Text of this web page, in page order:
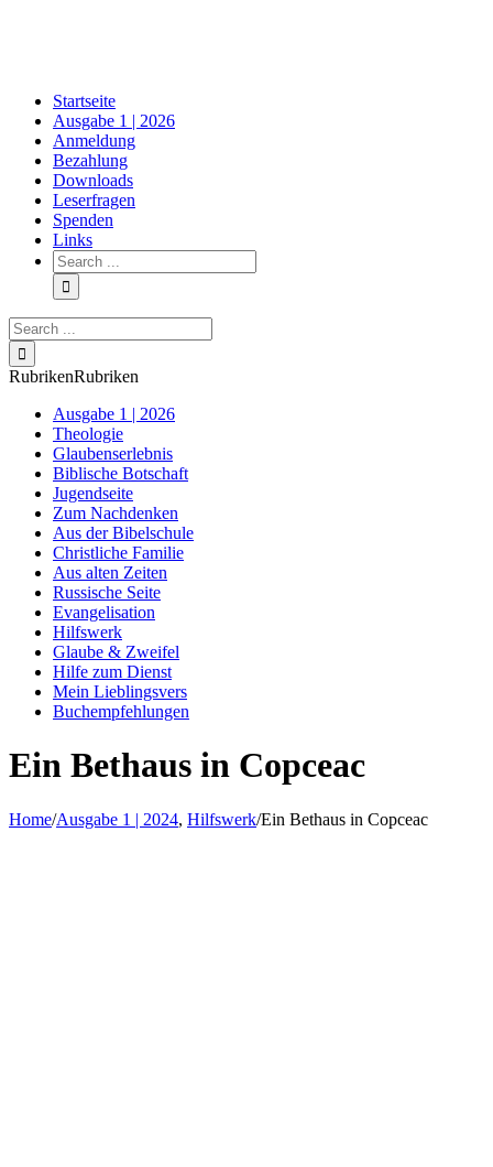
Startseite
Ausgabe 1 | 2026
Anmeldung
Bezahlung
Downloads
Leserfragen
Spenden
Links
Search
for:
Search
for:
RubrikenRubriken
Ausgabe 1 | 2026
Theologie
Glaubenserlebnis
Biblische Botschaft
Jugendseite
Zum Nachdenken
Aus der Bibelschule
Christliche Familie
Aus alten Zeiten
Russische Seite
Evangelisation
Hilfswerk
Glaube & Zweifel
Hilfe zum Dienst
Mein Lieblingsvers
Buchempfehlungen
Ein Bethaus in Copceac
Home/Ausgabe 1 | 2024, Hilfswerk/Ein Bethaus in Copceac